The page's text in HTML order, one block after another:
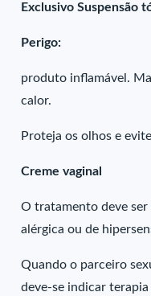
Exclusivo Suspensão
Perigo:
produto inflamável.
calor.
Proteja os olhos e
Creme vaginal
O tratamento deve
alérgica ou de
Quando o parceiro
deve-se indicar